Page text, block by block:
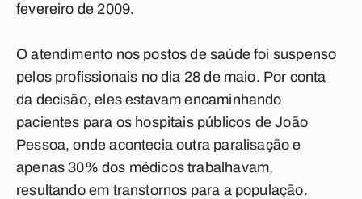
fevereiro de 2009.
O atendimento nos postos de saúde foi suspenso
pelos profissionais no dia 28 de maio. Por conta
da decisão, eles estavam encaminhando
pacientes para os hospitais públicos de João
Pessoa, onde acontecia outra paralisação e
apenas 30% dos médicos trabalhavam,
resultando em transtornos para a população.